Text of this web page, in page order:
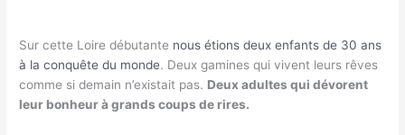
Sur cette Loire débutante nous étions deux enfants de 30 ans
à la conquête du monde. Deux gamines qui vivent leurs rêves
comme si demain n’existait pas. Deux adultes qui dévorent
leur bonheur à grands coups de rires.